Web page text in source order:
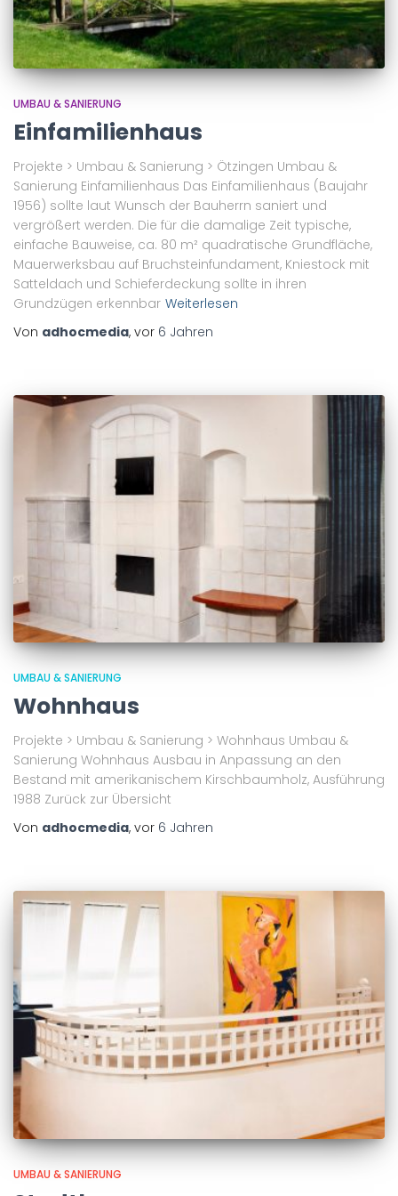
UMBAU & SANIERUNG
Einfamilienhaus
Projekte > Umbau & Sanierung > Ötzingen Umbau &
Sanierung Einfamilienhaus Das Einfamilienhaus (Baujahr
1956) sollte laut Wunsch der Bauherrn saniert und
vergrößert werden. Die für die damalige Zeit typische,
einfache Bauweise, ca. 80 m² quadratische Grundfläche,
Mauerwerksbau auf Bruchsteinfundament, Kniestock mit
Satteldach und Schieferdeckung sollte in ihren
Grundzügen erkennbar Weiterlesen
Von adhocmedia, vor 6 Jahren
UMBAU & SANIERUNG
Wohnhaus
Projekte > Umbau & Sanierung > Wohnhaus Umbau &
Sanierung Wohnhaus Ausbau in Anpassung an den
Bestand mit amerikanischem Kirschbaumholz, Ausführung
1988 Zurück zur Übersicht
Von adhocmedia, vor 6 Jahren
UMBAU & SANIERUNG